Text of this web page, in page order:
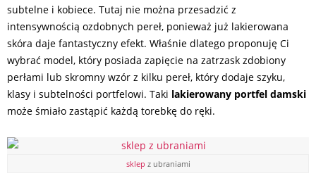
subtelne i kobiece. Tutaj nie można przesadzić z
intensywnością ozdobnych pereł, ponieważ już lakierowana
skóra daje fantastyczny efekt. Właśnie dlatego proponuję Ci
wybrać model, który posiada zapięcie na zatrzask zdobiony
perłami lub skromny wzór z kilku pereł, który dodaje szyku,
klasy i subtelności portfelowi. Taki lakierowany portfel damski
może śmiało zastąpić każdą torebkę do ręki.
sklep z ubraniami